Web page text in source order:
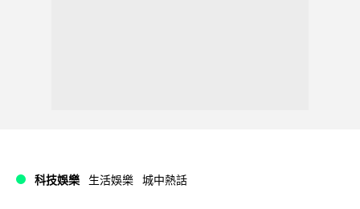
科技娛樂 生活娛樂 城中熱話